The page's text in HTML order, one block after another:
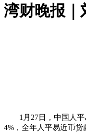
湾财晚报｜
1月27日，中国人平易
4%，全年人平易近币